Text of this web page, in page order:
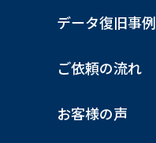
データ復旧事例
ご依頼の流れ
お客様の声